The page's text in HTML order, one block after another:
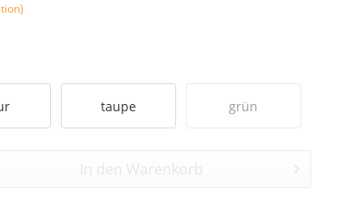
taupe grün
In den Warenkorb